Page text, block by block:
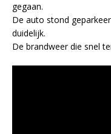
gegaan.
De auto stond
duidelijk.
De brandweer die snel